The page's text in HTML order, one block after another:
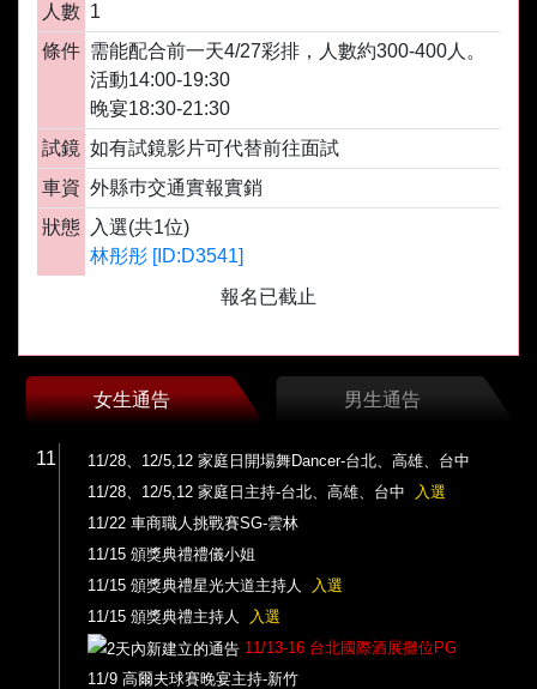
女生通告 男生通告
11
11/28、12/5,12 家庭日開場舞Dancer-台北、高雄、台中
11/28、12/5,12 家庭日主持-台北、高雄、台中
入選
11/22 車商職人挑戰賽SG-雲林
11/15 頒獎典禮禮儀小姐
11/15 頒獎典禮星光大道主持人
入選
11/15 頒獎典禮主持人
入選
11/13-16 台北國際酒展攤位PG
11/9 高爾夫球賽晚宴主持-新竹
人數 1
條件 需能配合前一天4/27彩排，人數約300-400人。
活動14:00-19:30
晚宴18:30-21:30
試鏡 如有試鏡影片可代替前往面試
車資 外縣巿交通實報實銷
狀態
入選(共1位)
林彤彤 [ID:D3541]
報名已截止